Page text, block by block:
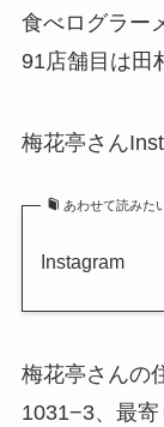
食べログラー
91店舗目は田
梅花亭さん
あわせて読みた
Instagram
梅花亭さんの
1031−3、最